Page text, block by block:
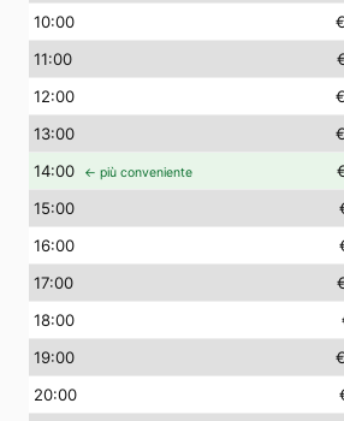
10:00
11:00
12:00
13:00
14:00 ← più conveniente
15:00
16:00
17:00
18:00
19:00
20:00